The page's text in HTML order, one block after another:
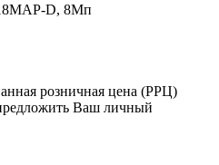
D, 8Мп
розничная цена (РРЦ)
Ваш личный